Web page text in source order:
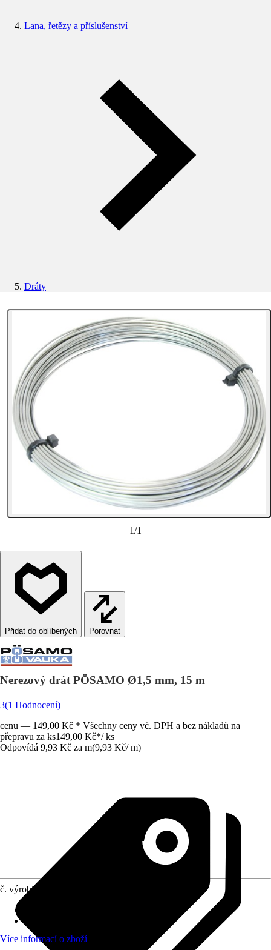
Lana, řetězy a příslušenství
Dráty
1/1
Porovnat
Nerezový drát PÖSAMO Ø1,5 mm, 15 m
3(1 Hodnocení)
cenu — 149,00 Kč * Všechny ceny vč. DPH a bez nákladů na
přepravu za ks149,00 Kč*/ ks
Odpovídá 9,93 Kč za m(9,93 Kč/ m)
č. výrobku
Více informací o zboží